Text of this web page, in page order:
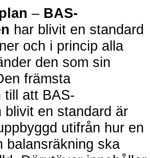
– BAS-
har blivit en standard
och i princip alla
den som sin
främsta
till att BAS-
blivit en standard är
utifrån hur en
balansräkning ska